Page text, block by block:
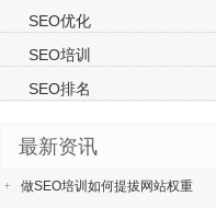
SEO优化
SEO培训
SEO排名
最新资讯
做SEO培训如何提拔网站权重